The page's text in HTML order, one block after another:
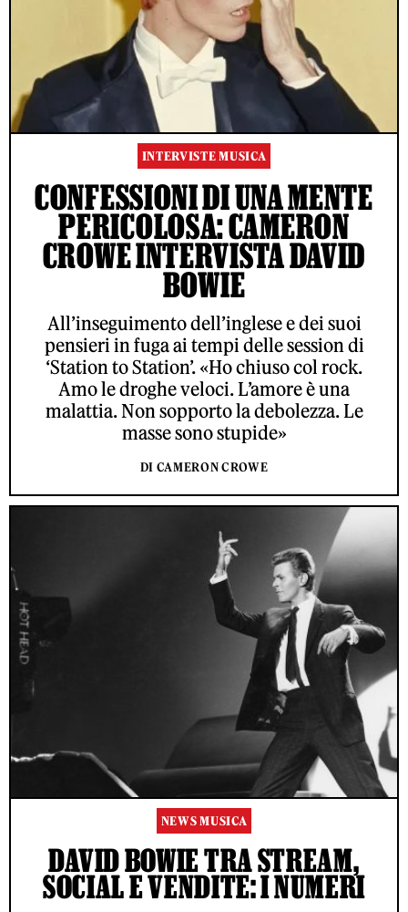
INTERVISTE MUSICA
CONFESSIONI DI UNA MENTE
PERICOLOSA: CAMERON
CROWE INTERVISTA DAVID
BOWIE
All’inseguimento dell’inglese e dei suoi
pensieri in fuga ai tempi delle session di
‘Station to Station’. «Ho chiuso col rock.
Amo le droghe veloci. L’amore è una
malattia. Non sopporto la debolezza. Le
masse sono stupide»
DI CAMERON CROWE
NEWS MUSICA
DAVID BOWIE TRA STREAM,
SOCIAL E VENDITE: I NUMERI